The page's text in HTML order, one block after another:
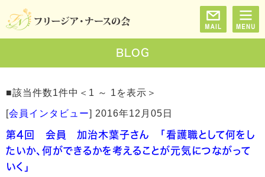
BLOG
■該当件数1件中＜1 ～ 1を表示＞
[会員インタビュー] 2016年12月05日
第4回 会員 加治木葉子さん 「看護職として何をし
たいか、何ができるかを考えることが元気につながって
いく」